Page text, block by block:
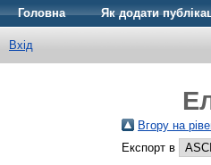
Головна Як додати
Вхід
Вгору на
Експорт в